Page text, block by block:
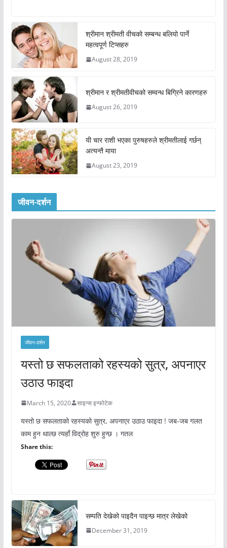
श्रीमान श्रीमती वीचको सम्बन्ध बलियो पार्ने
महत्वपूर्ण टिप्सहरु
August 28, 2019
श्रीमान र श्रीमतीवीचको सम्वन्ध बिग्रिने कारणहरु
August 26, 2019
यी चार राशी भएका पुरुषहरुले श्रीमतीलाई गर्छन्
अत्यन्तै माया
August 23, 2019
जीवन-दर्शन
जीवन-दर्शन
यस्तो छ सफलताको रहस्यको सुत्र, अपनाएर
उठाउ फाइदा
March 15, 2020 साइन्स इन्फोटेक
यस्तो छ सफलताको रहस्यको सुत्र, अपनाएर उठाउ फाइदा ! जब-जब गलत
काम हुन थाल्छ त्यहाँ विद्रोह शुरु हुन्छ । गतल
Share this:
सम्पति देखेको पाइदैन पाइन्छ मात्र लेखेको
December 31, 2019